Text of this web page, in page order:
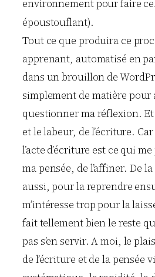
environnement pour faire
époustouflant).
Tout ce que produira ce
apprenant, automatisé en
dans un brouillon de
simplement de matière
questionner ma réflexion.
et le labeur, de l’écriture.
l’acte d’écriture est ce qui
ma pensée, de l’affiner. De
aussi, pour la reprendre
m’intéresse trop pour la
fait tellement bien le reste
pas s’en servir. A moi, le
de l’écriture et de la pensée